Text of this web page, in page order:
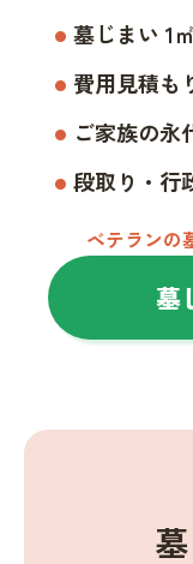
墓じまい 1
費用見積も
ご家族の永
段取り・行
ベテランの
墓